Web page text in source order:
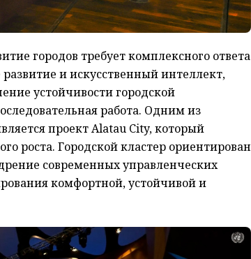
городов требует комплексного ответа
и искусственный интеллект,
устойчивости городской
работа. Одним из
проект Alatau City, который
роста. Городской кластер ориентирован
современных управленческих
комфортной, устойчивой и